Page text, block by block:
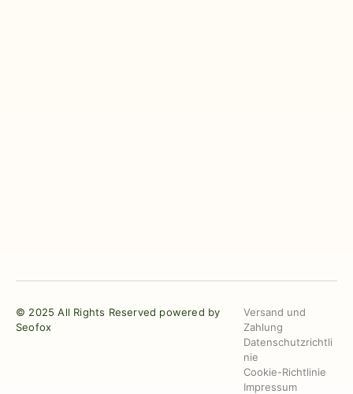
© 2025 All Rights Reserved powered by
Seofox
Versand und
Zahlung
Datenschutzrichtli
nie
Cookie-Richtlinie
Impressum